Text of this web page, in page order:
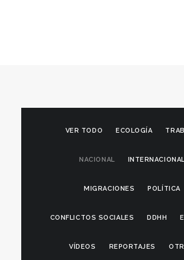
VER TODO ECOLOGÍA
NACIONAL
MIGRACIONES POLÍTICA
CONFLICTOS SOCIALES DDHH
VÍDEOS REPORTAJES